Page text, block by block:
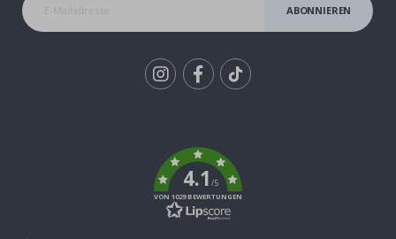
ABONNIEREN
4.1/5
VON 1029 BEWERTUNGEN